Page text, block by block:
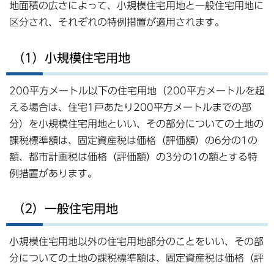
地面積の広さによって、小規模住宅用地と一般住宅用地に
区分され、それぞれの特例措置が適用されます。
（1）小規模住宅用地
200平方メートル以下の住宅用地（200平方メートルを超
える場合は、住宅1戸あたり200平方メートルまでの部
分）を小規模住宅用地といい、その部分についての土地の
課税標準額は、固定資産税は価格（評価額）の6分の1の
額、都市計画税は価格（評価額）の3分の1の額とする特
例措置があります。
（2）一般住宅用地
小規模住宅用地以外の住宅用地部分のことをいい、その部
分についての土地の課税標準額は、固定資産税は価格（評